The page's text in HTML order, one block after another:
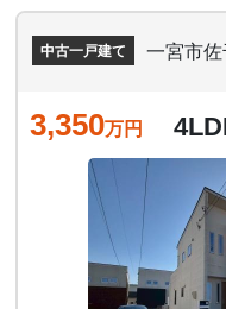
中古一戸建て 一宮市
3,350万円